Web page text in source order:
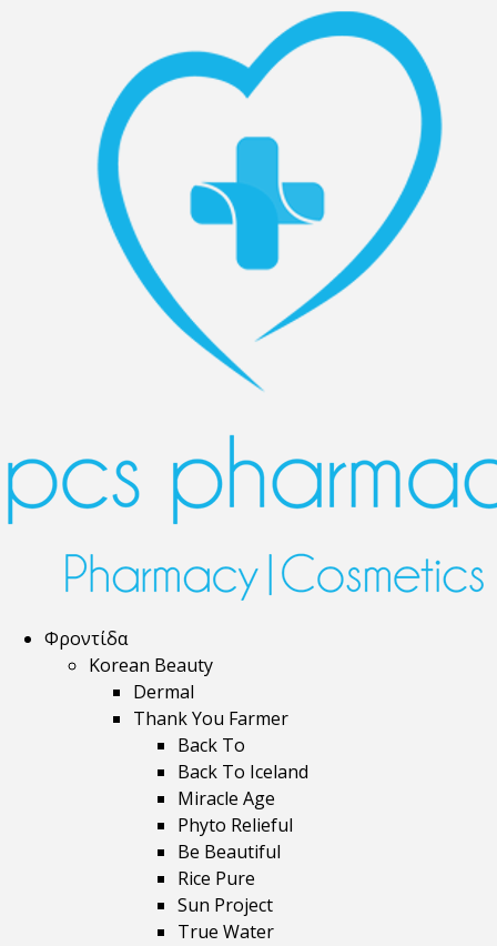
Φροντίδα
Korean Beauty
Dermal
Thank You Farmer
Back To
Back To Iceland
Miracle Age
Phyto Relieful
Be Beautiful
Rice Pure
Sun Project
True Water